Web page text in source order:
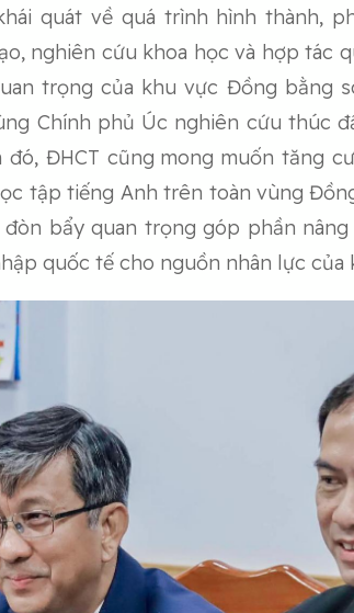
quát về quá trình hình thành,
nghiên cứu khoa học và hợp tác
trọng của khu vực Đồng bằng
Chính phủ Úc nghiên cứu thúc
ĐHCT cũng mong muốn tăng
tập tiếng Anh trên toàn vùng
bẩy quan trọng góp phần
quốc tế cho nguồn nhân lực của